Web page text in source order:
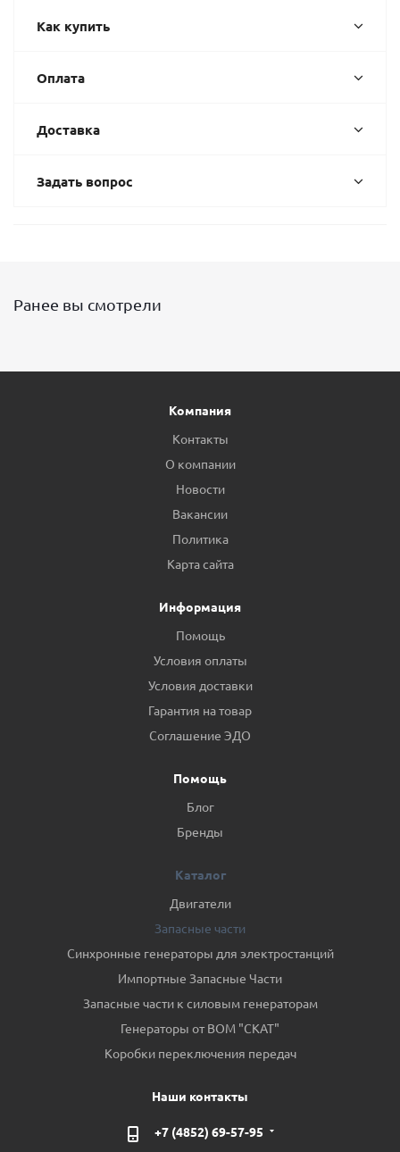
Как купить
Оплата
Доставка
Задать вопрос
Ранее вы смотрели
Компания
Контакты
О компании
Новости
Вакансии
Политика
Карта сайта
Информация
Помощь
Условия оплаты
Условия доставки
Гарантия на товар
Соглашение ЭДО
Помощь
Блог
Бренды
Каталог
Двигатели
Запасные части
Синхронные генераторы для электростанций
Импортные Запасные Части
Запасные части к силовым генераторам
Генераторы от ВОМ "СКАТ"
Коробки переключения передач
Наши контакты
+7 (4852) 69-57-95